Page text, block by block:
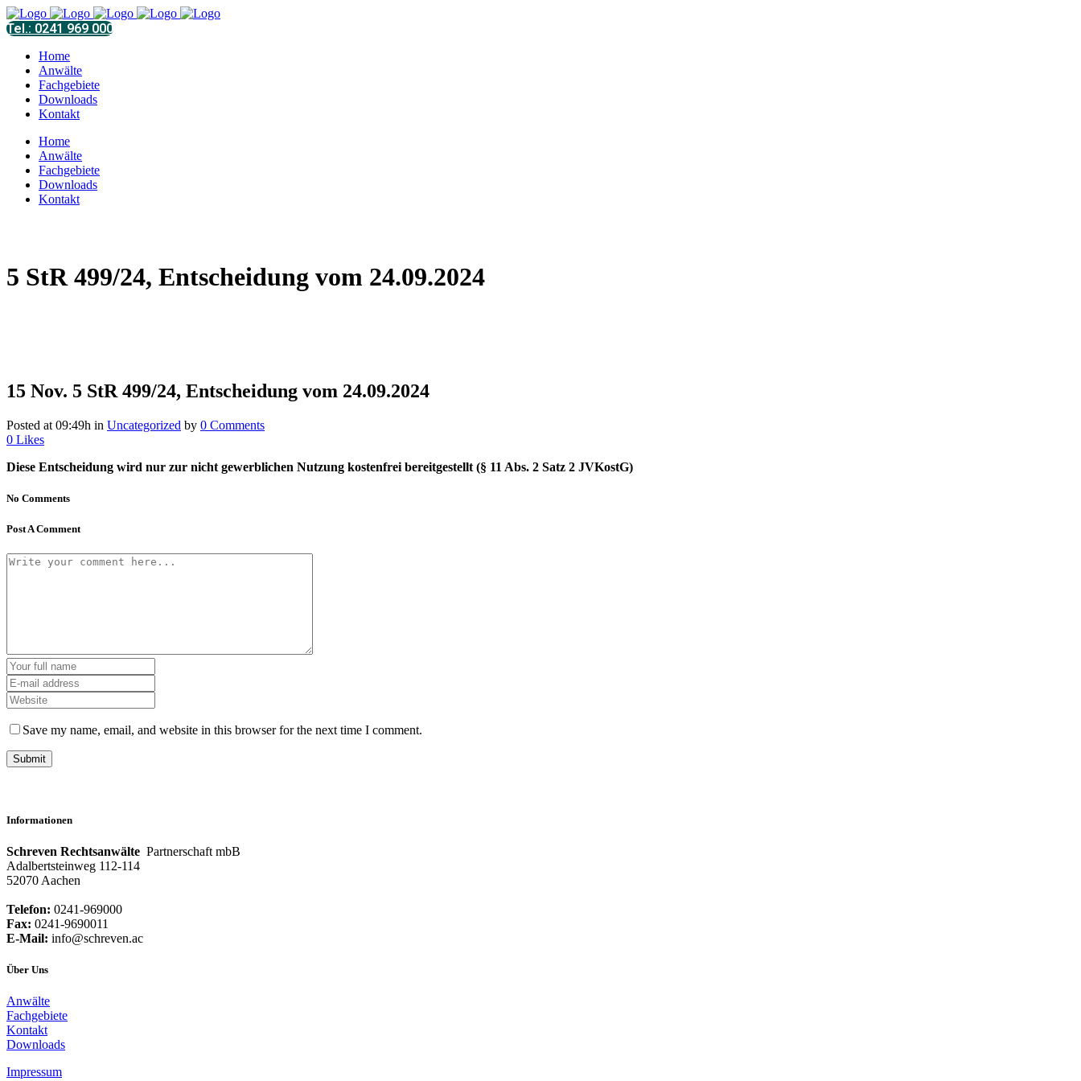
Tel.: 0241 969 000
Home
Anwälte
Fachgebiete
Downloads
Kontakt
Home
Anwälte
Fachgebiete
Downloads
Kontakt
5 StR 499/24, Entscheidung vom 24.09.2024
15 Nov. 5 StR 499/24, Entscheidung vom 24.09.2024
Posted at 09:49h in Uncategorized by 0 Comments
0 Likes
Diese Entscheidung wird nur zur nicht gewerblichen Nutzung kostenfrei bereitgestellt (§ 11 Abs. 2 Satz 2 JVKostG)
No Comments
Post A Comment
Save my name, email, and website in this browser for the next time I comment.
Informationen
Schreven Rechtsanwälte Partnerschaft mbB
Adalbertsteinweg 112-114
52070 Aachen
Telefon: 0241-969000
Fax: 0241-9690011
E-Mail: info@schreven.ac
Über Uns
Anwälte
Fachgebiete
Kontakt
Downloads
Impressum